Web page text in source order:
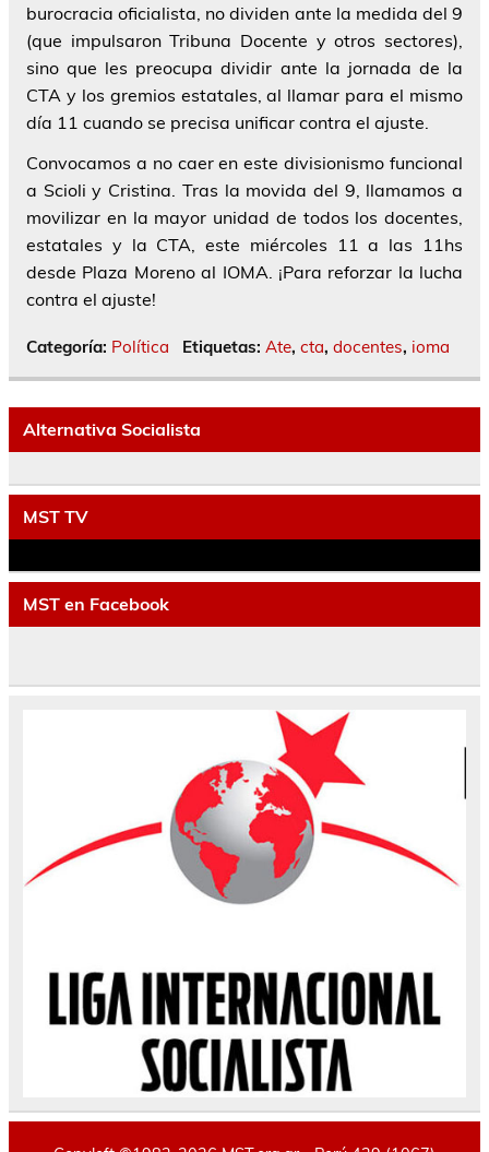
burocracia oficialista, no dividen ante la medida del 9
(que impulsaron Tribuna Docente y otros sectores),
sino que les preocupadividir ante la jornada de la
CTA y los gremios estatales , al llamar para el mismo
día 11 cuando se precisa unificar contra el ajuste.
Convocamos a no caer en este divisionismo funcional
a Scioli y Cristina. Tras la movida del 9, llamamos a
movilizar en la mayor unidad de todos los docentes,
estatales y la CTA, este miércoles 11 a las 11hs
desde Plaza Moreno al IOMA . ¡Para reforzar la lucha
contra el ajuste!
Categoría: Política Etiquetas: Ate, cta, docentes, ioma
Alternativa Socialista
MST TV
MST en Facebook